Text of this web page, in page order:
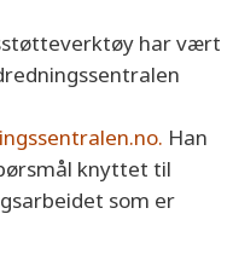
har vært
Han
knyttet til
som er